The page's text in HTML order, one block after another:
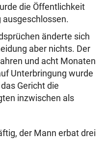
die Öffentlichkeit
änderte sich
aber nichts. Der
und acht Monaten
Unterbringung wurde
Gericht die
inzwischen als
der Mann erbat drei